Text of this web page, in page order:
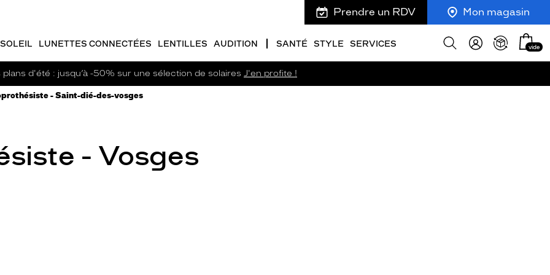
Prendre un RDV Mon magasin
LUNETTES CONNECTÉES LENTILLES AUDITION SANTÉ STYLE SERVICES
Afficher
Mon
panier
vide
plans d'été : jusqu’à -50% sur une sélection de solaires J'en profite !
- Saint-dié-des-vosges
- Vosges